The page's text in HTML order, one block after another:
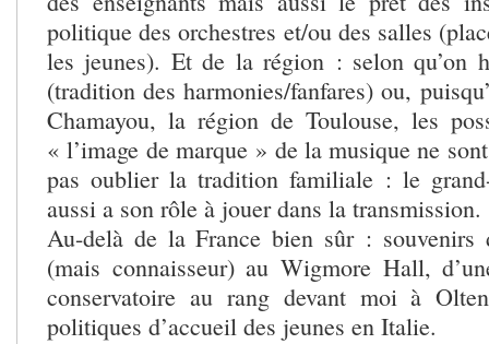
politique des orchestres et/ou des salles
les jeunes). Et de la région : selon qu’on
(tradition des harmonies/fanfares) ou,
Chamayou, la région de Toulouse, les
« l’image de marque » de la musique ne
pas oublier la tradition familiale : le
aussi a son rôle à jouer dans la transmission.
Au-delà de la France bien sûr : souvenirs
(mais connaisseur) au Wigmore Hall,
conservatoire au rang devant moi à
politiques d’accueil des jeunes en Italie.